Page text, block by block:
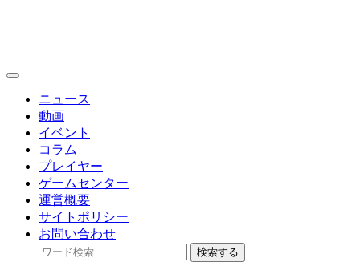
toggle
ニュース
動画
イベント
コラム
プレイヤー
ゲームセンター
運営概要
サイトポリシー
お問い合わせ
検索する